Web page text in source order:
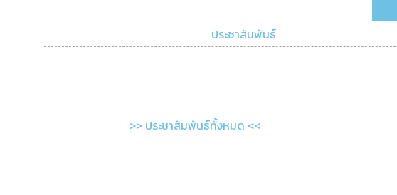
ประชาสัมพันธ์
>> ประชาสัมพันธ์ทั้งหมด <<